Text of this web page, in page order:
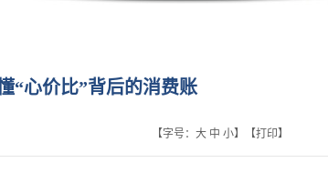
“心价比”背后的消费账
【字号： 大 中 小】【打印】